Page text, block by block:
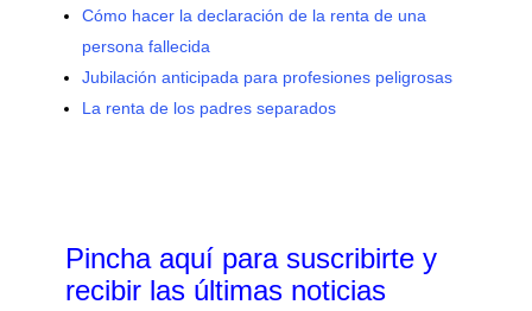
Cómo hacer la declaración de la renta de una
persona fallecida
Jubilación anticipada para profesiones peligrosas
La renta de los padres separados
Pincha aquí para suscribirte y
recibir las últimas noticias